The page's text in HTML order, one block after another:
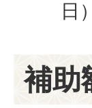
日）
補助